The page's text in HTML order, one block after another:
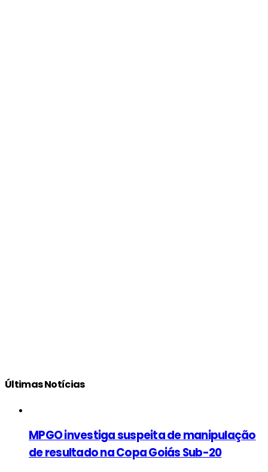
Últimas Notícias
MPGO investiga suspeita de manipulação
de resultado na Copa Goiás Sub-20